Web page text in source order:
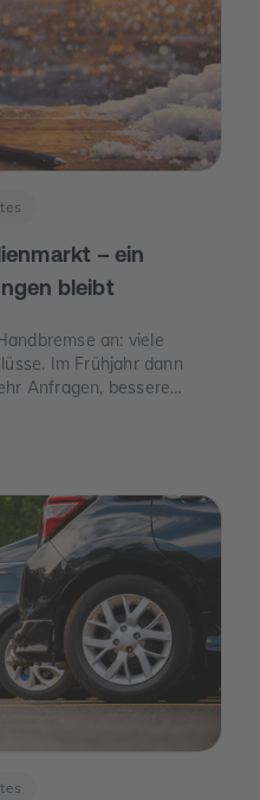
– ein
bleibt
an: viele
Im Frühjahr dann
Anfragen, bessere